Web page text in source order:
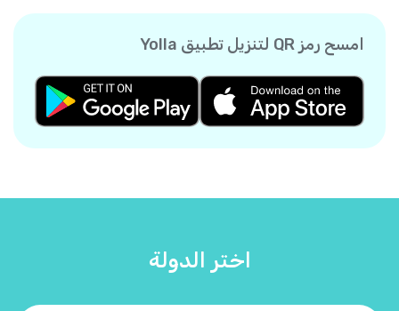
امسح رمز QR لتنزيل تطبيق Yolla
اختر الدولة